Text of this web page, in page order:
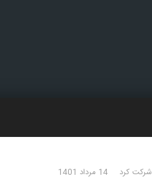
شرکت کرد 14 مرداد 1401